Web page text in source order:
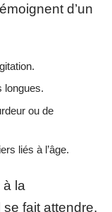
d’un
longues.
ou de
liés à l’âge.
la
fait attendre,